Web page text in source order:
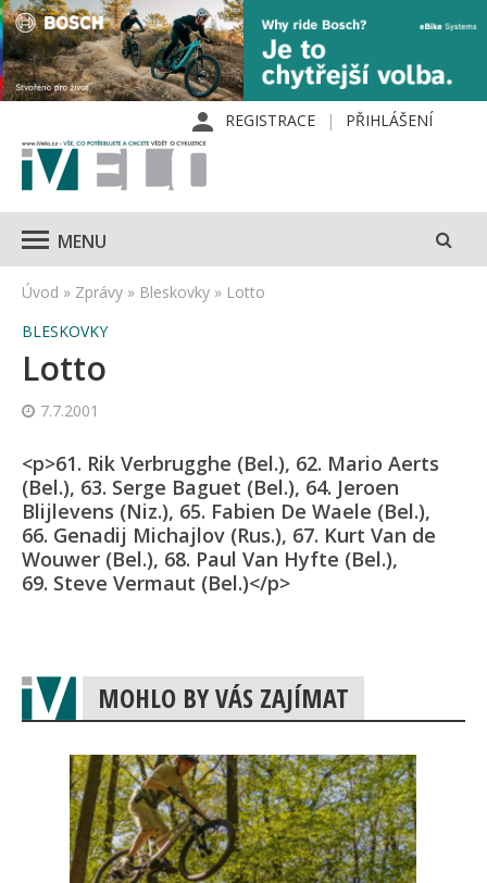
REGISTRACE PŘIHLÁŠENÍ
MENU
Úvod » Zprávy » Bleskovky » Lotto
BLESKOVKY
Lotto
7.7.2001
<p>61. Rik Verbrugghe (Bel.), 62. Mario Aerts
(Bel.), 63. Serge Baguet (Bel.), 64. Jeroen
Blijlevens (Niz.), 65. Fabien De Waele (Bel.),
66. Genadij Michajlov (Rus.), 67. Kurt Van de
Wouwer (Bel.), 68. Paul Van Hyfte (Bel.),
69. Steve Vermaut (Bel.)</p>
MOHLO BY VÁS ZAJÍMAT